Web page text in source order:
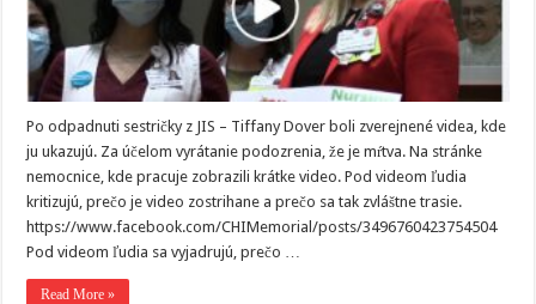
Po odpadnuti sestričky z JIS – Tiffany Dover boli zverejnené videa, kde
ju ukazujú. Za účelom vyrátanie podozrenia, že je mŕtva. Na stránke
nemocnice, kde pracuje zobrazili krátke video. Pod videom ľudia
kritizujú, prečo je video zostrihane a prečo sa tak zvláštne trasie.
https://www.facebook.com/CHIMemorial/posts/3496760423754504
Pod videom ľudia sa vyjadrujú, prečo …
Read More »